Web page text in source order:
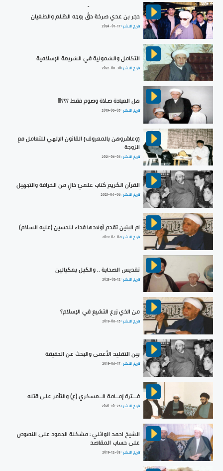
حجر بن عدي صرخة حقٍّ بوجه الظلم والطغيان
تاريخ النشر :2024-01-17
التكامل والشمولية في الشريعة الإسلامية
تاريخ النشر :2022-06-30
هل العبادة صلاة وصوم فقط ؟؟؟!!!
تاريخ النشر :2019-06-05
{وعاشروهن بالمعروف} القانون الإلهي للتعامل مع
الزوجة
تاريخ النشر :2021-06-05
القرآن الكريم كتاب علميّ خالٍ من الخرافة والتجهيل
تاريخ النشر :2025-04-06
ام البنين تقدم أولادها فداء للحسين (عليه السلام)
تاريخ النشر :2019-07-02
تقديس الصحابة .. والكيل بمكيالين
تاريخ النشر :2023-02-12
من الذي زرع التشيع في الإسلام؟
تاريخ النشر :2019-06-15
بين التقليد الأعمى والبحث عن الحقيقة
تاريخ النشر :2019-06-17
فـــترة إمــامة الــعسكري (ع) والتآمر على قتله
تاريخ النشر :2020-10-25
الشيخ احمد الوائلي : مشكلة الجمود على النصوص
على حساب المقاصد
تاريخ النشر :2019-12-03